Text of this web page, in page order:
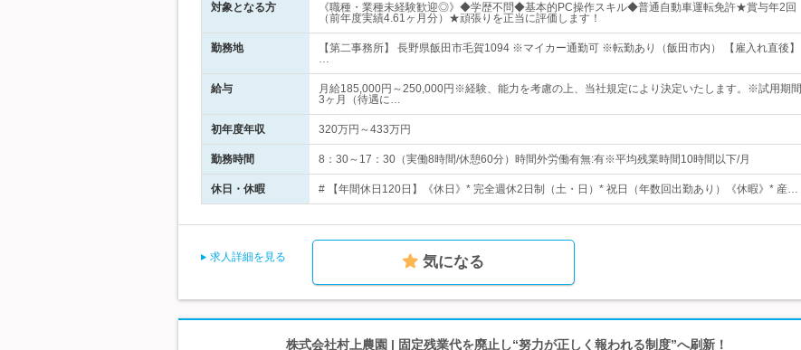
対象となる方
《職種・業種未経験歓迎◎》◆学歴不問◆基本的PC操作スキル◆普通自動車運転免許★賞与年2回
（前年度実績4.61ヶ月分）★頑張りを正当に評価します！
勤務地
【第二事務所】 長野県飯田市毛賀1094 ※マイカー通勤可 ※転勤あり（飯田市内） 【雇入れ直後】
…
給与
月給185,000円～250,000円※経験、能力を考慮の上、当社規定により決定いたします。※試用期間
3ヶ月（待遇に…
初年度年収 320万円～433万円
勤務時間 8：30～17：30（実働8時間/休憩60分）時間外労働有無:有※平均残業時間10時間以下/月
休日・休暇 # 【年間休日120日】《休日》* 完全週休2日制（土・日）* 祝日（年数回出勤あり）《休暇》* 産…
求人詳細を見る 気になる
株式会社村上農園 | 固定残業代を廃止し“努力が正しく報われる制度”へ刷新！